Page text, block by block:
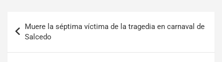
Muere la séptima víctima de la tragedia en carnaval de
Salcedo